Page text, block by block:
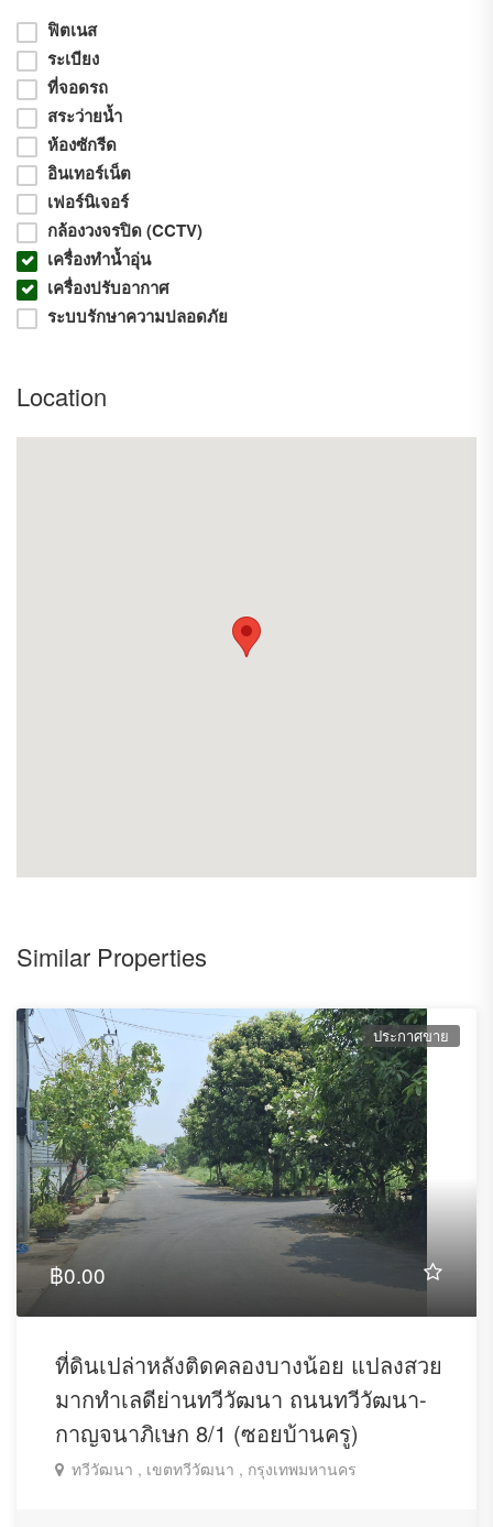
• พร้อมห้องครัว ทำกับข้าว
• เครื่องดูดควัน + ซิ้งค์ล้างจาน
(บ้านเปล่าไม่มีเฟอร์)
===========================
(เข้าออกสะดวก บางนา กม.13 / เทพารักษ์)
===========================
- วัดหลวงพ่อโต
- โฮมโปรบางพลี
- บิ๊กซีบางพลี
- ห้างเมกะบางนา
ฟิตเนส
ระเบียง
ที่จอดรถ
สระว่ายน้ำ
ห้องซักรีด
อินเทอร์เน็ต
เฟอร์นิเจอร์
กล้องวงจรปิด (CCTV)
เครื่องทำน้ำอุ่น
เครื่องปรับอากาศ
ระบบรักษาความปลอดภัย
Location
Similar Properties
ประกาศขาย
฿0.00
ที่ดินเปล่าหลังติดคลองบางน้อย แปลงสวย
มากทำเลดีย่านทวีวัฒนา ถนนทวีวัฒนา-
กาญจนาภิเษก 8/1 (ซอยบ้านครู)
ทวีวัฒนา , เขตทวีวัฒนา , กรุงเทพมหานคร